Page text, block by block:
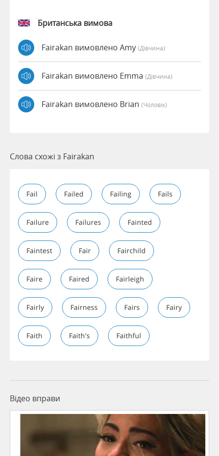
Британська вимова
Fairakan вимовлено Amy (дівчина)
Fairakan вимовлено Emma (дівчина)
Fairakan вимовлено Brian (чоловік)
Слова схожі з Fairakan
Fail Failed Failing Fails
Failure Failures Fainted
Faintest Fair Fairchild
Faire Faired Fairleigh
Fairly Fairness Fairs Fairy
Faith Faith's Faithful
Відео вправи